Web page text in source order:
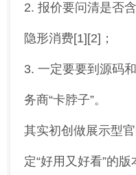
2. 报价要问清是否
隐形消费[1][2]；
3. 一定要要到源码
务商“卡脖子”。
其实初创做展示型
定“好用又好看”的